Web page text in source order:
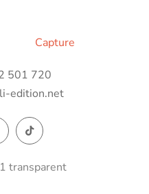
501 720
edition.net